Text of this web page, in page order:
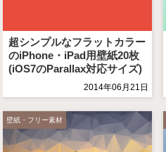
超シンプルなフラットカラー
のiPhone・iPad用壁紙20枚
(iOS7のParallax対応サイズ)
2014年06月21日
壁紙・フリー素材